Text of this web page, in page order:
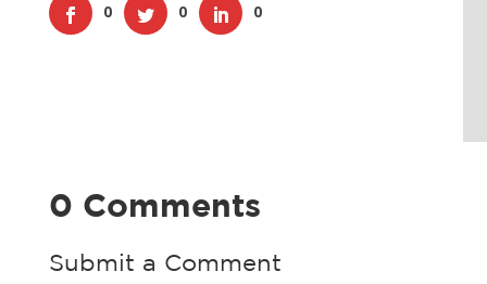
0 0 0
0 Comments
Submit a Comment